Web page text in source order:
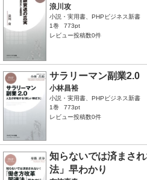
浪川攻
小説・実用書、PHPビジネス新書
1巻
773pt
レビュー投稿数0件
サラリーマン副業2.0
小林昌裕
小説・実用書、PHPビジネス新書
1巻
773pt
レビュー投稿数0件
知らないでは済まさ
法」早わかり